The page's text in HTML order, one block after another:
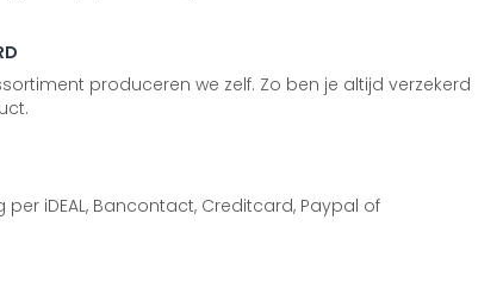
produceren we zelf. Zo ben je altijd verzekerd
iDEAL, Bancontact, Creditcard, Paypal of